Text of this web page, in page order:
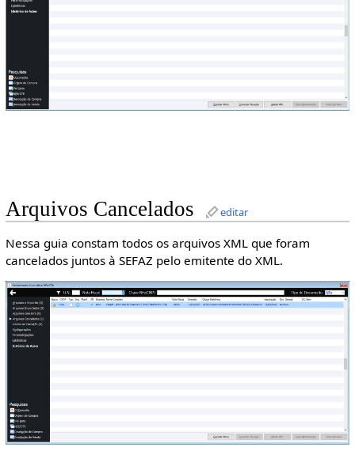
Arquivos Cancelados editar
Nessa guia constam todos os arquivos XML que foram
cancelados juntos à SEFAZ pelo emitente do XML.